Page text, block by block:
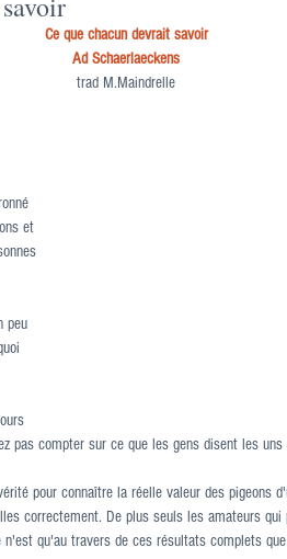
Ce que chacun devrait savoir
Ad Schaerlaeckens
trad M.Maindrelle
et
peu
pas compter sur ce que les gens disent les
pour connaître la réelle valeur des pigeons
correctement. De plus seuls les amateurs qui
qu'au travers de ces résultats complets